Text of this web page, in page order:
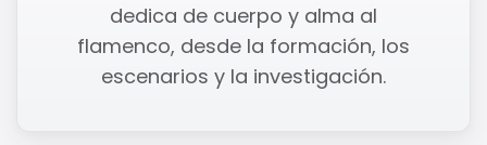
dedica de cuerpo y alma al
flamenco, desde la formación, los
escenarios y la investigación.